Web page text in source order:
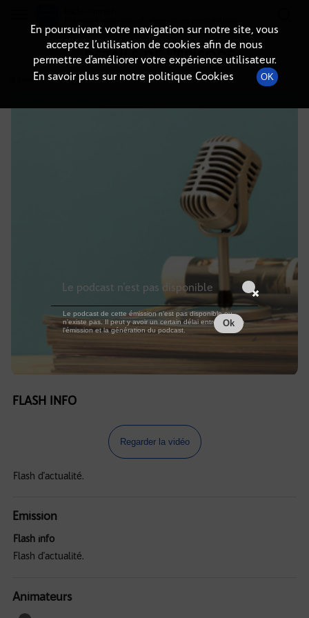
DÉTAILS DE L'ÉPISODE
20 juillet 2025à 5h59 , durée : Invalid date
FLASH INFO
Regarder la vidéo
Flash d'actualité.
Emission
Flash info
Flash d'actualité.
Animateurs
En poursuivant votre navigation sur notre site, vous
acceptez l’utilisation de cookies afin de nous
permettre d’améliorer votre expérience utilisateur.
En savoir plus sur notre politique Cookies
OK
Le podcast n'est pas disponible
Le podcast de cette émission n'est pas disponible ou
n'existe pas. Il peut y avoir un certain délai entre la fin de
l'émission et la génération du podcast.
Ok